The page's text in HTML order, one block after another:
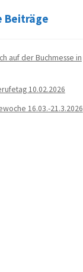
Beiträge
auf der Buchmesse in
10.02.2026
16.03.-21.3.2026